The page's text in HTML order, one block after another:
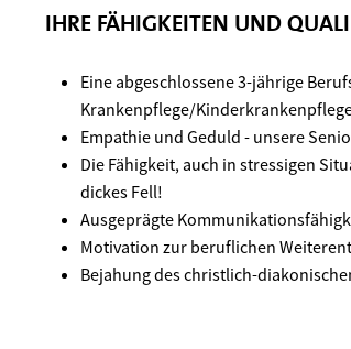
IHRE FÄHIGKEITEN UND
Eine abgeschlossene 3-jährige
Krankenpflege/
Empathie und Geduld - unsere
Die Fähigkeit, auch in stressigen
dickes Fell!
Ausgeprägte
Motivation zur beruflichen
Bejahung des christlich-